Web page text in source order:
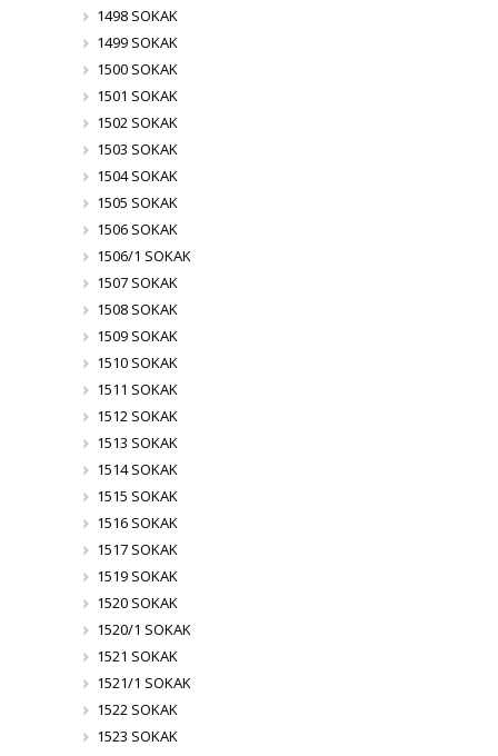
1498 SOKAK
1499 SOKAK
1500 SOKAK
1501 SOKAK
1502 SOKAK
1503 SOKAK
1504 SOKAK
1505 SOKAK
1506 SOKAK
1506/1 SOKAK
1507 SOKAK
1508 SOKAK
1509 SOKAK
1510 SOKAK
1511 SOKAK
1512 SOKAK
1513 SOKAK
1514 SOKAK
1515 SOKAK
1516 SOKAK
1517 SOKAK
1519 SOKAK
1520 SOKAK
1520/1 SOKAK
1521 SOKAK
1521/1 SOKAK
1522 SOKAK
1523 SOKAK